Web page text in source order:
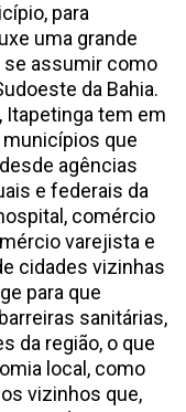
para
uma grande
se assumir como
da Bahia.
Itapetinga tem em
que
agências
e federais da
comércio
varejista e
cidades vizinhas
para que
sanitárias,
da região, o que
local, como
vizinhos que,